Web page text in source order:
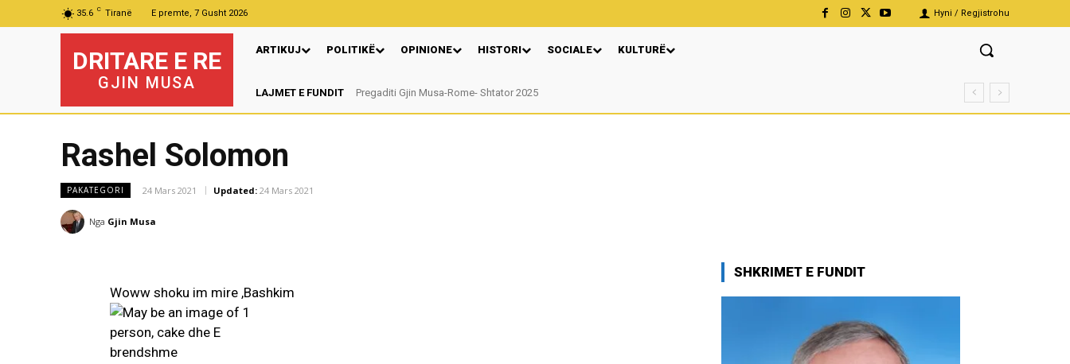
35.6 C Tiranë E premte, 7 Gusht 2026 Hyni / Regjistrohu
DRITARE E RE
GJIN MUSA
ARTIKUJ POLITIKË OPINIONE HISTORI SOCIALE KULTURË
LAJMET E FUNDITPregaditi Gjin Musa-Rome- Shtator 2025
Nga: Ndue Dedaj
Rashel Solomon
PAKATEGORI 24 Mars 2021 Updated: 24 Mars 2021
Nga Gjin Musa
Woww shoku im mire ,Bashkim
SHKRIMET E FUNDIT